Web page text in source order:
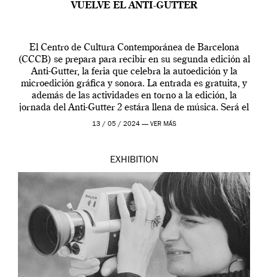
VUELVE EL ANTI-GUTTER
El Centro de Cultura Contemporánea de Barcelona
(CCCB) se prepara para recibir en su segunda edición al
Anti-Gutter, la feria que celebra la autoedición y la
microedición gráfica y sonora. La entrada es gratuita, y
además de las actividades en torno a la edición, la
jornada del Anti-Gutter 2 estára llena de música. Será el
[…]
13 / 05 / 2024 — VER MÁS
EXHIBITION